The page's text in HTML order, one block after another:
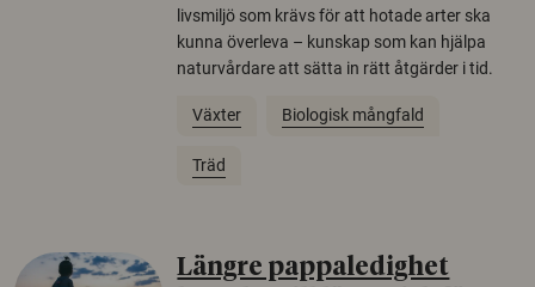
livsmiljö som krävs för att hotade arter ska
kunna överleva – kunskap som kan hjälpa
naturvårdare att sätta in rätt åtgärder i tid.
Växter Biologisk mångfald
Träd
Längre pappaledighet